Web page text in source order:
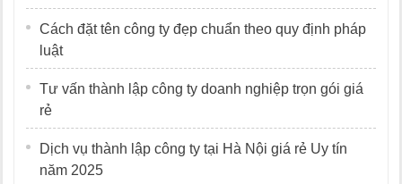
Cách đặt tên công ty đẹp chuẩn theo quy định pháp
luật
Tư vấn thành lập công ty doanh nghiệp trọn gói giá
rẻ
Dịch vụ thành lập công ty tại Hà Nội giá rẻ Uy tín
năm 2025